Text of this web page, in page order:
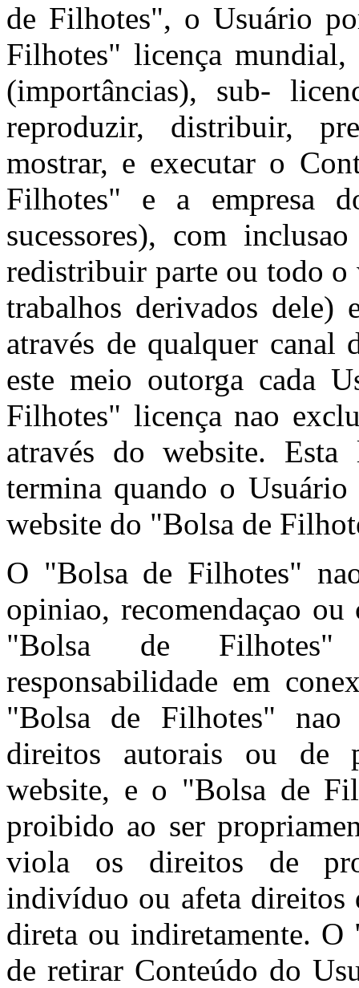
de Filhotes", o Usuário
Filhotes" licença
(importâncias), sub-
reproduzir, distribuir,
mostrar, e executar o
Filhotes" e a empresa
sucessores), com
redistribuir parte ou todo
trabalhos derivados
através de qualquer
este meio outorga cada
Filhotes" licença nao
através do website. Esta
termina quando o
website do "Bolsa de
O "Bolsa de Filhotes"
opiniao, recomendaçao
"Bolsa de Filhotes"
responsabilidade em
"Bolsa de Filhotes" nao
direitos autorais ou de
website, e o "Bolsa de
proibido ao ser
viola os direitos de
indivíduo ou afeta direitos
direta ou indiretamente.
de retirar Conteúdo do